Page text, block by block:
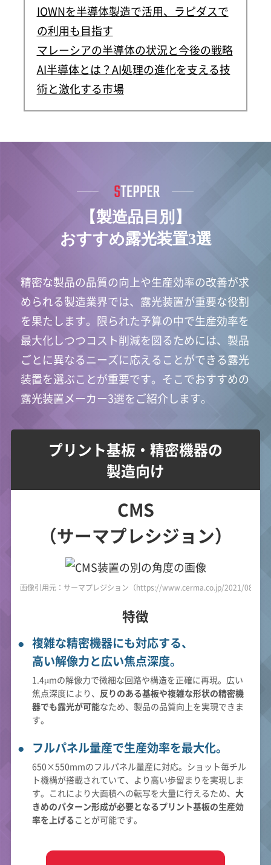
IOWNを半導体製造で活用、ラピダスで
の利用も目指す
マレーシアの半導体の状況と今後の戦略
AI半導体とは？AI処理の進化を支える技
術と激化する市場
【製造品目別】
おすすめ露光装置3選
精密な製品の品質の向上や生産効率の改善が求
められる製造業界では、露光装置が重要な役割
を果たします。限られた予算の中で生産効率を
最大化しつつコスト削減を図るためには、製品
ごとに異なるニーズに応えることができる露光
装置を選ぶことが重要です。そこでおすすめの
露光装置メーカー3選をご紹介します。
プリント基板・精密機器の
製造向け
CMS
（サーマプレシジョン）
画像引用元：サーマプレジション（https://www.cerma.co.jp/2021/08/20/
特徴
複雑な精密機器にも対応する、
高い解像力と広い焦点深度。
1.4µmの解像力で微細な回路や構造を正確に再現。広い
焦点深度により、 反りのある基板や複雑な形状の精密機
器でも露光が可能なため、製品の品質向上を実現できま
す。
フルパネル量産で生産効率を最大化。
650×550mmのフルパネル量産に対応。ショット毎チル
ト機構が搭載されていて、より高い歩留まりを実現しま
す。これにより大面積への転写を大量に行えるため、 大
きめのパターン形成が必要となるプリント基板の生産効
率を上げることが可能です。